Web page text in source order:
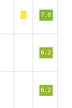
7.0
6.2
6.2